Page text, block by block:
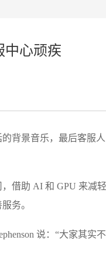
中心顽疾
背景音乐，最后客服
借助 AI 和 GPU 来减
务。
说：“大家其